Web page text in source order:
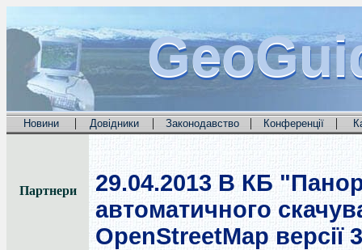
Новини | Довідники | Законодавство | Конференції |
Партнери 29.04.2013 В КБ
автоматичного
OpenStreetMap версії